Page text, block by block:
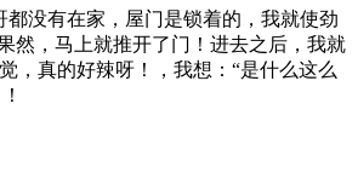
没有在家，屋门是锁着的，我就使劲
然，马上就推开了门！进去之后，我就
，真的好辣呀！，我想：“是什么这么